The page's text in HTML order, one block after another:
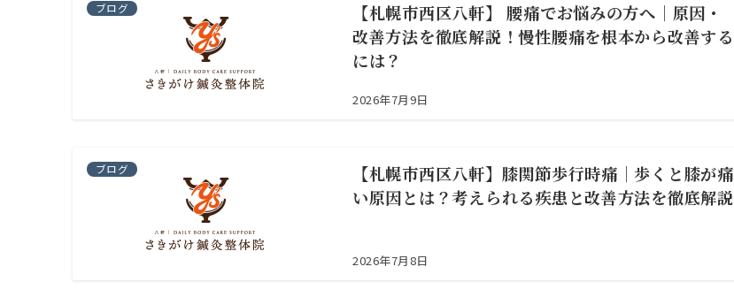
ブログ
【札幌市西区八軒】 腰痛でお悩みの方へ｜原因・
改善方法を徹底解説！慢性腰痛を根本から改善する
には？
2026年7月9日
ブログ
【札幌市西区八軒】膝関節歩行時痛｜歩くと膝が痛
い原因とは？考えられる疾患と改善方法を徹底解説
2026年7月8日